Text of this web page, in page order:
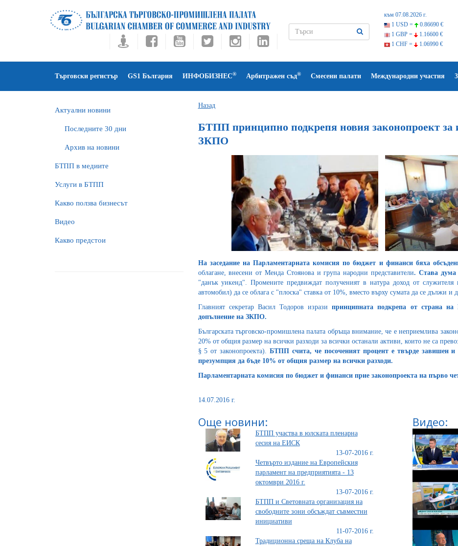
към 07.08.2026 г.
1 USD =
0.86690 €
1 GBP =
1.16600 €
1 CHF =
1.06990 €
Търговски регистър GS1 България ИНФОБИЗНЕС® Арбитражен съд® Смесени палати Международни участия
Актуални новини
Последните 30 дни
Архив на новини
БTПП в медиите
Услуги в БТПП
Какво ползва бизнесът
Видео
Какво предстои
Назад
БТПП принципно подкрепя новия законопроект за
ЗКПО
На заседание на Парламентарната комисия по бюджет и финанси бяха
облагане, внесени от Менда Стоянова и група народни представители. Става
"данък уикенд". Промените предвиждат полученият в натура доход от
автомобил) да се облага с "плоска" ставка от 10%, вместо върху сумата да се дължи и
Главният секретар Васил Тодоров изразипринципната подкрепа от страна
допълнение на ЗКПО.
Българската търговско-промишлена палата обръща внимание, че е неприемлива
20% от общия размер на всички разходи за всички останали активи, които не са
§ 5 от законопроекта).БТПП счита, че посоченият процент е твърде завишен и
презумпция да бъде 10% от общия размер на всички разходи.
Парламентарната комисия по бюджет и финанси прие законопроекта на първо
14.07.2016 г.
Още новини:
БТПП участва в юлската пленарна
сесия на ЕИСК
13-07-2016 г.
Четвърто издание на Европейския
парламент на предприятията - 13
октомври 2016 г.
13-07-2016 г.
БТПП и Световната организация на
свободните зони обсъждат съвместни
инициативи
11-07-2016 г.
Традиционна среща на Клуба на
Видео: